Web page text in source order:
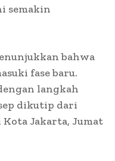
semakin
bahwa
fase baru.
langkah
dikutip dari
Jakarta, Jumat